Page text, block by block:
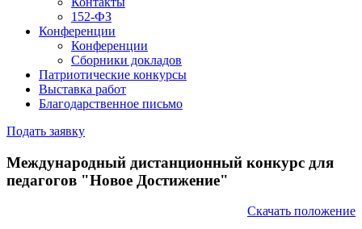
152-ФЗ
Конференции
Конференции
Сборники докладов
Патриотические конкурсы
Выставка работ
Благодарственное письмо
Подать заявку
Международный дистанционный конкурс для
педагогов "Новое Достижение"
Скачать положение